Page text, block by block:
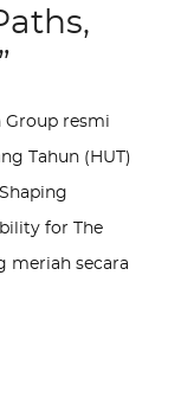
Group resmi
Tahun (HUT)
for The
meriah secara